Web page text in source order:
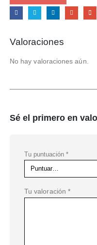
Valoraciones
No hay valoraciones aún.
Sé el primero en
Tu puntuación *
Tu valoración *